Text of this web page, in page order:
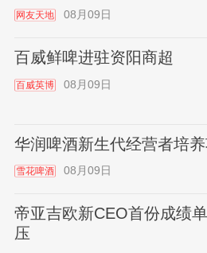
网友天地 08月09日
百威鲜啤进驻资阳商超
百威英博 08月09日
华润啤酒新生代经营者培
雪花啤酒 08月09日
帝亚吉欧新CEO首份成绩
压